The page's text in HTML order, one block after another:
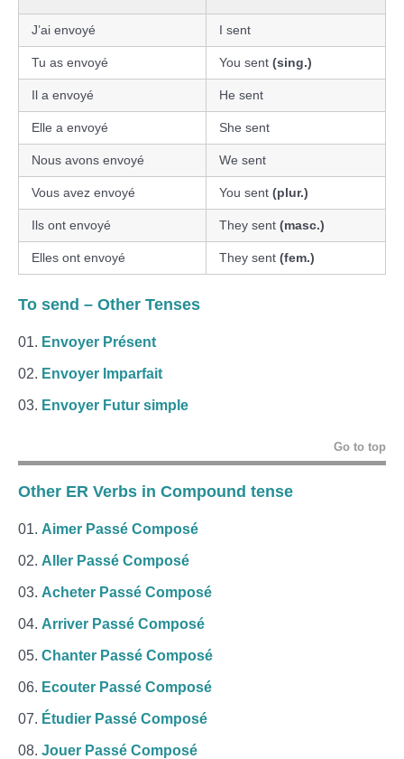
J’ai envoyé I sent
Tu as envoyé You sent (sing.)
Il a envoyé He sent
Elle a envoyé She sent
Nous avons envoyé We sent
Vous avez envoyé You sent (plur.)
Ils ont envoyé They sent (masc.)
Elles ont envoyé They sent (fem.)
To send – Other Tenses
Envoyer Présent
Envoyer Imparfait
Envoyer Futur simple
Go to top
Other ER Verbs in Compound tense
Aimer Passé Composé
Aller Passé Composé
Acheter Passé Composé
Arriver Passé Composé
Chanter Passé Composé
Ecouter Passé Composé
Étudier Passé Composé
Jouer Passé Composé